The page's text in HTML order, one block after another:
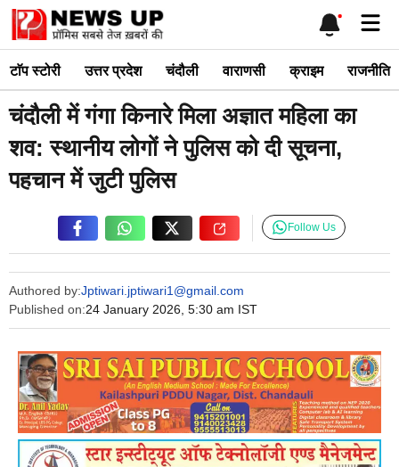
Skip
content
टाॅप स्टोरी उत्तर प्रदेश चंदौली वाराणसी क्राइम राजनीति
चंदौली में गंगा किनारे मिला अज्ञात महिला का
शव: स्थानीय लोगों ने पुलिस को दी सूचना,
पहचान में जुटी पुलिस
Authored by:Jptiwari.jptiwari1@gmail.com
Published on:24 January 2026, 5:30 am IST
Follow Us